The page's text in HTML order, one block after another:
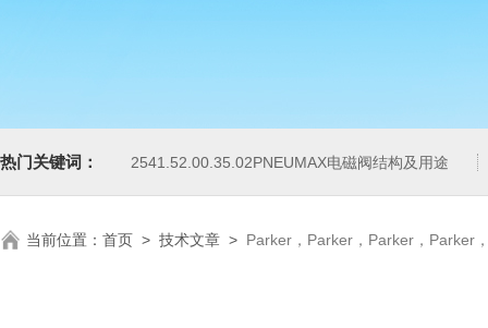
热门关键词： 2541.52.00.35.02PNEUMAX电磁阀结构及用途
当前位置： 首页 > 技术文章 > Parker，Parker，Parker，Parker